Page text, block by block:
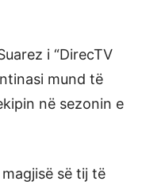
i “DirecTV
mund të
në sezonin e
së tij të